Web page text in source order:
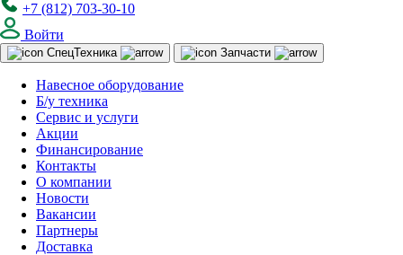
+7 (812) 703-30-10
Войти
СпецТехника Запчасти
Навесное оборудование
Б/у техника
Сервис и услуги
Акции
Финансирование
Контакты
О компании
Новости
Вакансии
Партнеры
Доставка